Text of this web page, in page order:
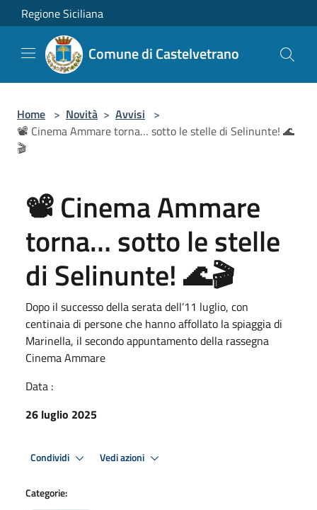
Salta al contenuto principale
Regione Siciliana
Comune di Castelvetrano
Home > Novità > Avvisi >
📽️ Cinema Ammare torna… sotto le stelle di Selinunte! 🌊
🎬
📽️ Cinema Ammare
torna… sotto le stelle
di Selinunte! 🌊🎬
Dopo il successo della serata dell’11 luglio, con
centinaia di persone che hanno affollato la spiaggia di
Marinella, il secondo appuntamento della rassegna
Cinema Ammare
Data :
26 luglio 2025
Condividi Vedi azioni
Categorie: